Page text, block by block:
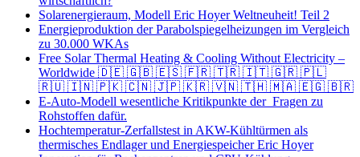
Solarenergieraum, Modell Eric Hoyer Weltneuheit! Teil 2
Energieproduktion der Parabolspiegelheizungen im Vergleich
zu 30.000 WKAs
Free Solar Thermal Heating & Cooling Without Electricity –
Worldwide 🇩🇪 🇬🇧 🇪🇸 🇫🇷 🇹🇷 🇮🇹 🇬🇷 🇵🇱
🇷🇺 🇮🇳 🇵🇰 🇨🇳 🇯🇵 🇰🇷 🇻🇳 🇹🇭 🇲🇦 🇪🇬 🇧🇷
E-Auto-Modell wesentliche Kritikpunkte der Fragen zu
Rohstoffen dafür.
Hochtemperatur-Zerfallstest in AKW-Kühltürmen als
thermisches Endlager und Energiespeicher Eric Hoyer